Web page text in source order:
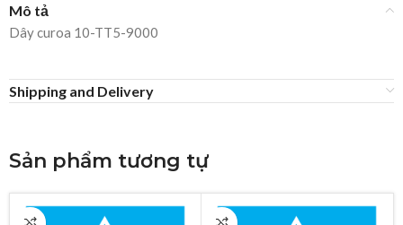
Mô tả
Dây curoa 10-TT5-9000
Shipping and Delivery
Sản phẩm tương tự